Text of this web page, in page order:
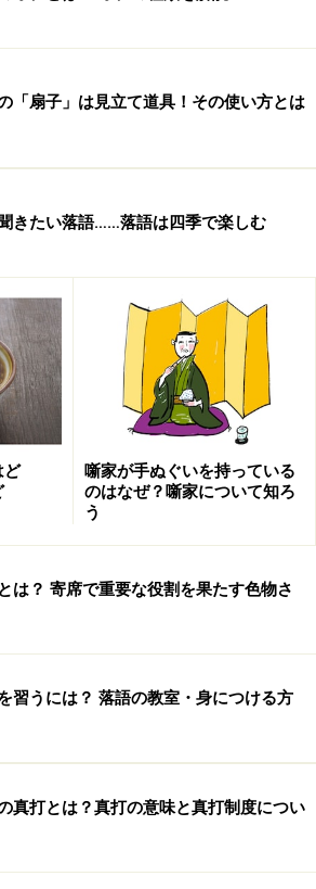
風間杜夫のX’masスペシャ
ャルかはよくわかりませんが、チケ
朝と林家正蔵に玄人はだしの落語を
杜夫の落語が聞ける贅沢な落語会。
ル
日（祝・火）開演/17：00
・林家正蔵・林家木久蔵・風間杜夫
イヴをぶっとばせ！今輔の
「孤高の独身貴族」古今亭今輔が笑い
す
身にとっては日本で一番わびしく肩
しまったクリスマス・イヴ（いった
中にしたんだ！）を今輔一流の新作
す。
「扇子」は見立て道具！その使い方とは
きたい落語……落語は四季で楽しむ
ど
噺家が手ぬぐいを持っている
のはなぜ？噺家について知ろ
う
は？ 寄席で重要な役割を果たす色物さ
習うには？ 落語の教室・身につける方
真打とは？真打の意味と真打制度につい